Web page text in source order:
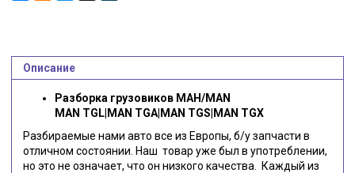
Описание
Разборка грузовиков МАН/MAN
MAN TGL|MAN TGA|MAN TGS|MAN TGX
Разбираемые нами авто все из Европы, б/у запчасти в
отличном состоянии. Наш товар уже был в употреблении,
но это не означает, что он низкого качества. Каждый из